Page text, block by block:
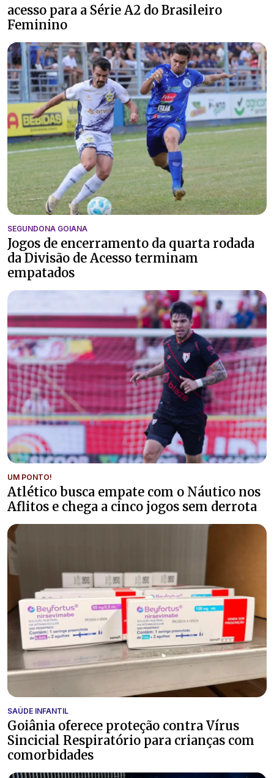
acesso para a Série A2 do Brasileiro
Feminino
SEGUNDONA GOIANA
Jogos de encerramento da quarta rodada
da Divisão de Acesso terminam
empatados
UM PONTO!
Atlético busca empate com o Náutico nos
Aflitos e chega a cinco jogos sem derrota
SAÚDE INFANTIL
Goiânia oferece proteção contra Vírus
Sincicial Respiratório para crianças com
comorbidades